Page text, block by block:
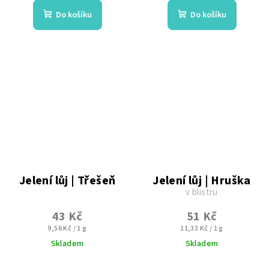
Do košíku
produktu
je
5,0
Do košíku
Jelení lůj | Třešeň
43 Kč
Měrná
cena:
9,56 Kč / 1 g
Skladem
Jelení lůj | Hruška
v blistru
51 Kč
Měrná
cena:
11,33 Kč / 1 g
Skladem